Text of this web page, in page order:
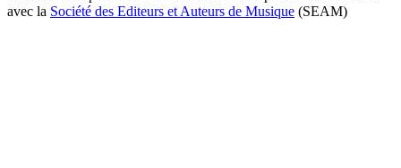
avec la Société des Editeurs et Auteurs de Musique (SEAM)